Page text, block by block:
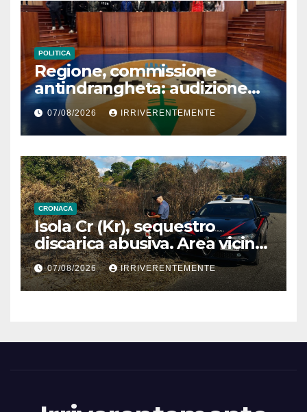
POLITICA
Regione, commissione
antindrangheta: audizione
Rodi Morabito. Coraggio
denuncia e vicinanza
istituzioni
07/08/2026 IRRIVERENTEMENTE
CRONACA
Isola Cr (Kr), sequestro
discarica abusiva. Area vicina
a centro abitato
07/08/2026 IRRIVERENTEMENTE